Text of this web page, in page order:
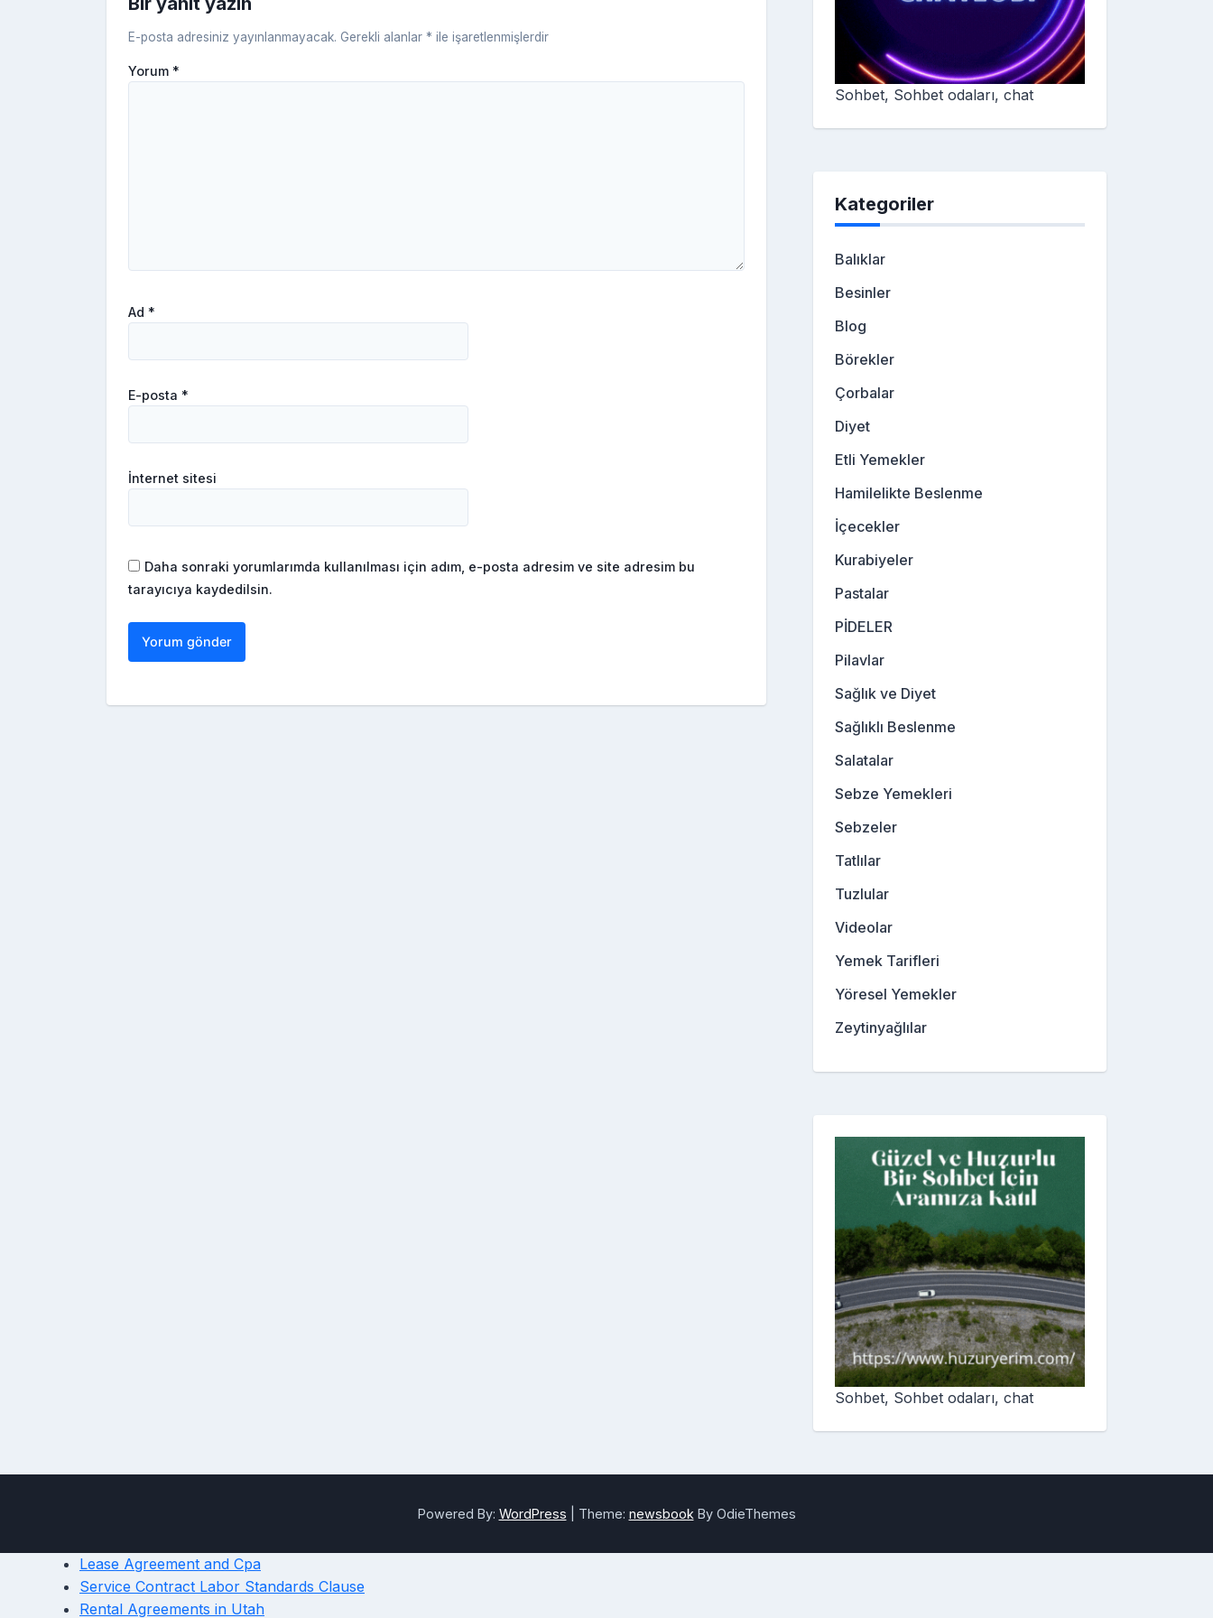
E-posta adresiniz yayınlanmayacak. Gerekli alanlar * ile işaretlenmişlerdir
Yorum *
Ad *
E-posta *
İnternet sitesi
Daha sonraki yorumlarımda kullanılması için adım, e-posta adresim ve site adresim bu
tarayıcıya kaydedilsin.
Sohbet, Sohbet odaları, chat
Kategoriler
Balıklar
Besinler
Blog
Börekler
Çorbalar
Diyet
Etli Yemekler
Hamilelikte Beslenme
İçecekler
Kurabiyeler
Pastalar
PİDELER
Pilavlar
Sağlık ve Diyet
Sağlıklı Beslenme
Salatalar
Sebze Yemekleri
Sebzeler
Tatlılar
Tuzlular
Videolar
Yemek Tarifleri
Yöresel Yemekler
Zeytinyağlılar
Sohbet, Sohbet odaları, chat
Powered By: WordPress Theme: newsbook By OdieThemes
Lease Agreement and Cpa
Service Contract Labor Standards Clause
Rental Agreements in Utah